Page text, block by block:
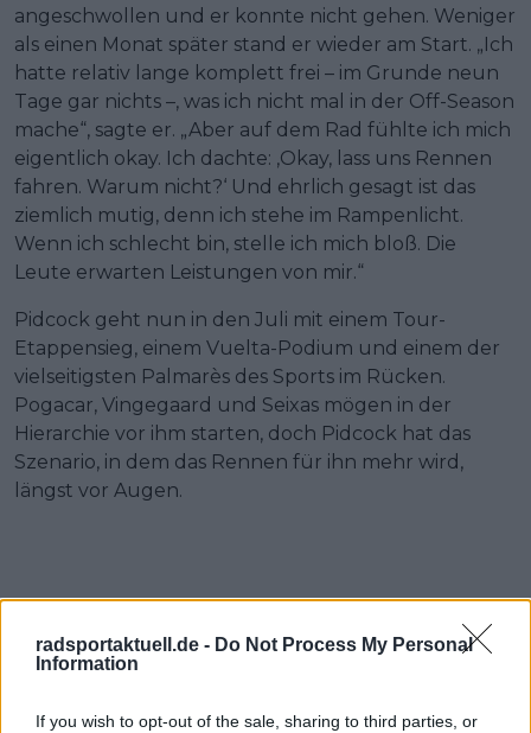
radsportaktuell.de - Do Not Process My Personal
Information
If you wish to opt-out of the sale, sharing to third parties, or
angeschwollen und er konnte nicht gehen. Weniger
als einen Monat später stand er wieder am Start. „Ich
hatte relativ lange komplett frei – im Grunde neun
Tage gar nichts –, was ich nicht mal in der Off-Season
mache“, sagte er. „Aber auf dem Rad fühlte ich mich
eigentlich okay. Ich dachte: ‚Okay, lass uns Rennen
fahren. Warum nicht?‘ Und ehrlich gesagt ist das
ziemlich mutig, denn ich stehe im Rampenlicht.
Wenn ich schlecht bin, stelle ich mich bloß. Die
Leute erwarten Leistungen von mir.“
Pidcock geht nun in den Juli mit einem Tour-
Etappensieg, einem Vuelta-Podium und einem der
vielseitigsten Palmarès des Sports im Rücken.
Pogacar, Vingegaard und Seixas mögen in der
Hierarchie vor ihm starten, doch Pidcock hat das
Szenario, in dem das Rennen für ihn mehr wird,
längst vor Augen.